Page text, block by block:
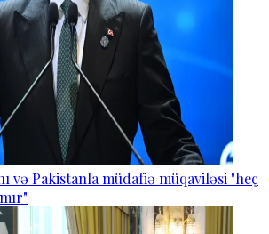
və Pakistanla müdafiə müqaviləsi "heç